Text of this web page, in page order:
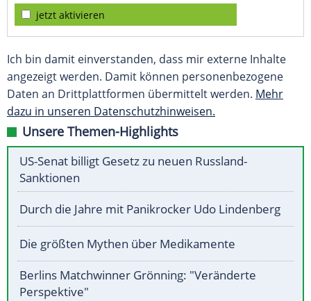
jetzt aktivieren
Ich bin damit einverstanden, dass mir externe Inhalte
angezeigt werden. Damit können personenbezogene
Daten an Drittplattformen übermittelt werden. Mehr
dazu in unseren Datenschutzhinweisen.
Unsere Themen-Highlights
US-Senat billigt Gesetz zu neuen Russland-
Sanktionen
Durch die Jahre mit Panikrocker Udo Lindenberg
Die größten Mythen über Medikamente
Berlins Matchwinner Grönning: "Veränderte
Perspektive"